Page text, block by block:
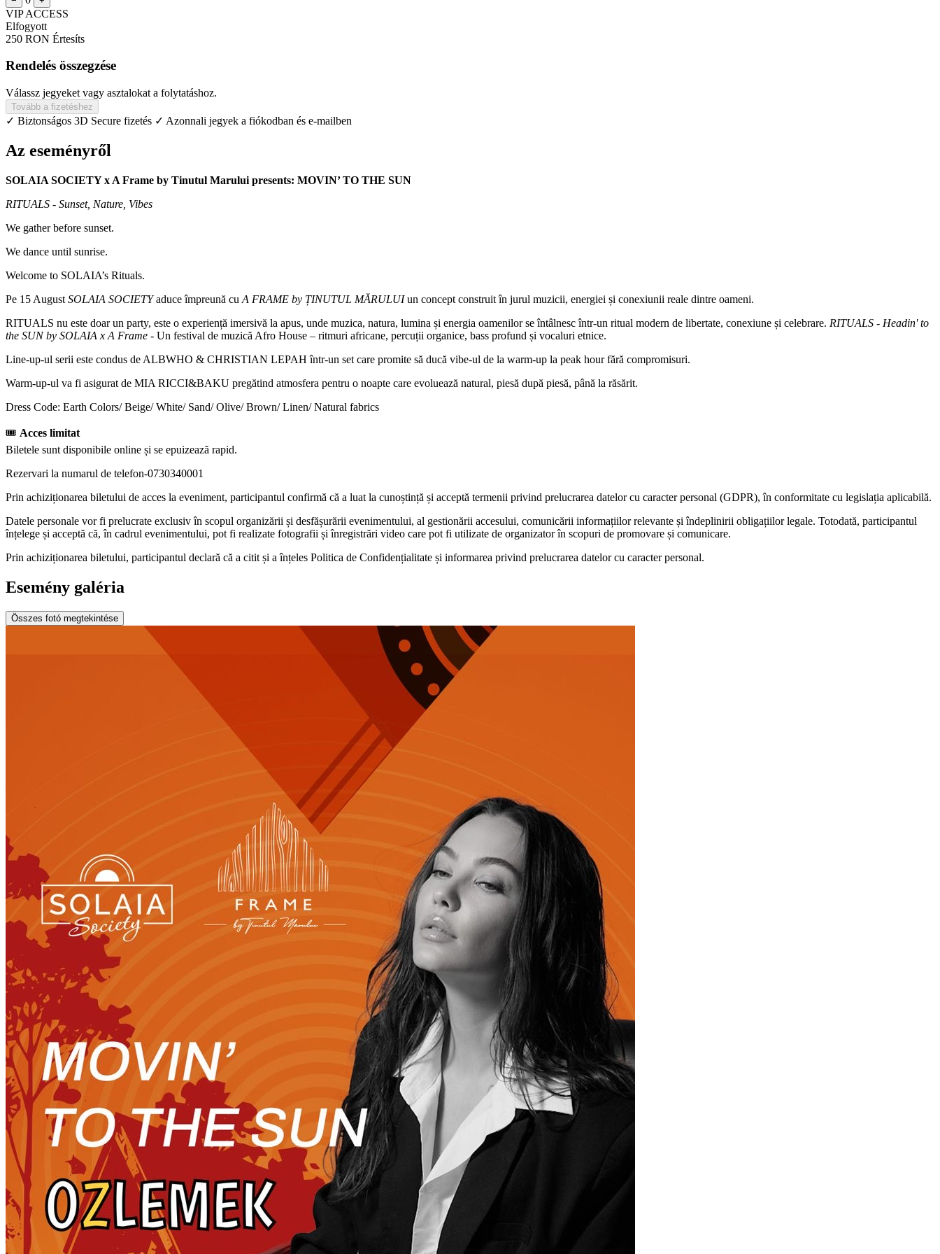
VIP ACCESS
Elfogyott
250 RON Értesíts
Rendelés összegzése
Válassz jegyeket vagy asztalokat a folytatáshoz.
Tovább a fizetéshez
✓ Biztonságos 3D Secure fizetés ✓ Azonnali jegyek a fiókodban és e-mailben
Az eseményről
SOLAIA SOCIETY x A Frame by Tinutul Marului presents: MOVIN’ TO THE SUN
RITUALS - Sunset, Nature, Vibes
We gather before sunset.
We dance until sunrise.
Welcome to SOLAIA’s Rituals.
Pe 15 August SOLAIA SOCIETYaduce împreună cu A FRAME by ȚINUTUL MĂRULUIun concept construit în jurul muzicii, energiei și conexiunii reale dintre oameni.
RITUALS nu este doar un party, este o experiență imersivă la apus, unde muzica, natura, lumina și energia oamenilor se întâlnesc într-un ritual modern de libertate, conexiune și celebrare. RITUALS - Headin' to
the SUN by SOLAIA x A Frame - Un festival de muzică Afro House – ritmuri africane, percuții organice, bass profund și vocaluri etnice.
Line-up-ul serii este condus de ALBWHO & CHRISTIAN LEPAH într-un set care promite să ducă vibe-ul de la warm-up la peak hour fără compromisuri.
Warm-up-ul va fi asigurat de MIA RICCI&BAKU pregătind atmosfera pentru o noapte care evoluează natural, piesă după piesă, până la răsărit.
Dress Code: Earth Colors/ Beige/ White/ Sand/ Olive/ Brown/ Linen/ Natural fabrics
🎟 Acces limitat
Biletele sunt disponibile online și se epuizează rapid.
Rezervari la numarul de telefon-0730340001
Prin achiziționarea biletului de acces la eveniment, participantul confirmă că a luat la cunoștință și acceptă termenii privind prelucrarea datelor cu caracter personal (GDPR), în conformitate cu legislația aplicabilă.
Datele personale vor fi prelucrate exclusiv în scopul organizării și desfășurării evenimentului, al gestionării accesului, comunicării informațiilor relevante și îndeplinirii obligațiilor legale. Totodată, participantul
înțelege și acceptă că, în cadrul evenimentului, pot fi realizate fotografii și înregistrări video care pot fi utilizate de organizator în scopuri de promovare și comunicare.
Prin achiziționarea biletului, participantul declară că a citit și a înțeles Politica de Confidențialitate și informarea privind prelucrarea datelor cu caracter personal.
Esemény galéria
Összes fotó megtekintése